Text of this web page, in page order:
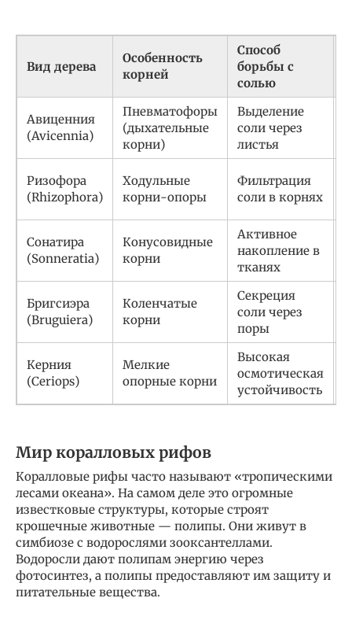
Вид дерева
Особенность
корней
Способ
борьбы с
солью
Авиценния
(Avicennia)
Пневматофоры
(дыхательные
корни)
Выделение
соли через
листья
Ризофора
(Rhizophora)
Ходульные
корни-опоры
Фильтрация
соли в корнях
Сонатира
(Sonneratia)
Конусовидные
корни
Активное
накопление в
тканях
Бригсиэра
(Bruguiera)
Коленчатые
корни
Секреция
соли через
поры
Керния
(Ceriops)
Мелкие
опорные корни
Высокая
осмотическая
устойчивость
Мир коралловых рифов
Коралловые рифы часто называют «тропическими
лесами океана». На самом деле это огромные
известковые структуры, которые строят
крошечные животные — полипы. Они живут в
симбиозе с водорослями зооксантеллами.
Водоросли дают полипам энергию через
фотосинтез, а полипы предоставляют им защиту и
питательные вещества.